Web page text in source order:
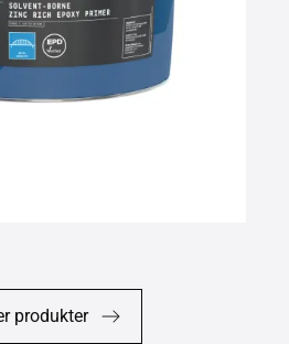
produkter